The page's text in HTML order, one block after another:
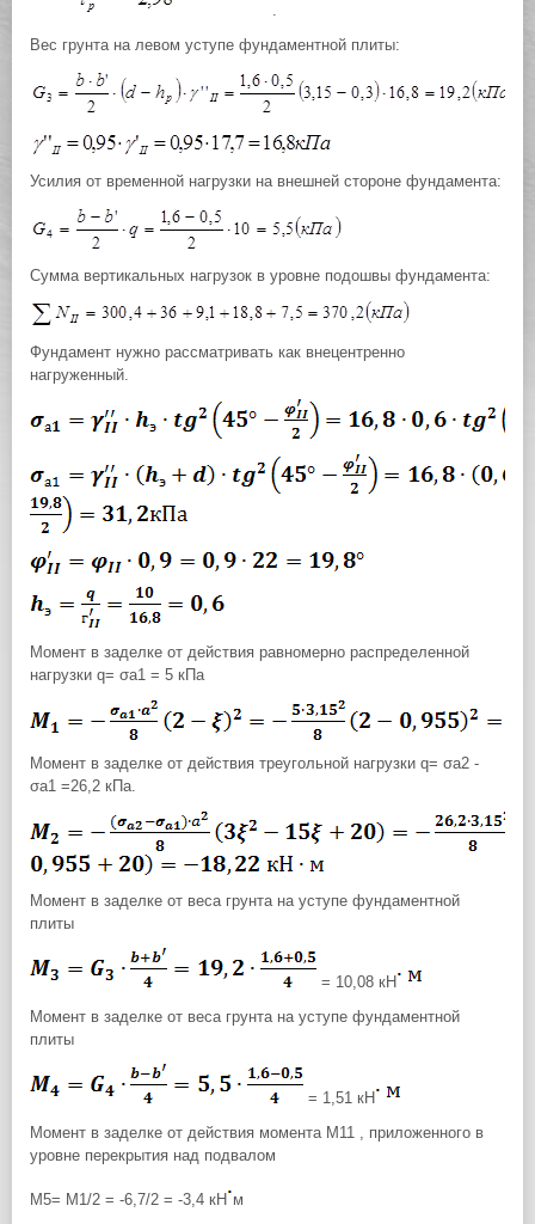
.
Вес грунта на левом уступе фундаментной плиты:
Усилия от временной нагрузки на внешней стороне фундамента:
Сумма вертикальных нагрузок в уровне подошвы фундамента:
Фундамент нужно рассматривать как внецентренно
нагруженный.
Момент в заделке от действия равномерно распределенной
нагрузки q= σа1 = 5 кПа
Момент в заделке от действия треугольной нагрузки q= σа2 -
σа1 =26,2 кПа.
Момент в заделке от веса грунта на уступе фундаментной
плиты
= 10,08 кН
Момент в заделке от веса грунта на уступе фундаментной
плиты
= 1,51 кН
Момент в заделке от действия момента М11 , приложенного в
уровне перекрытия над подвалом
М5= М1/2 = -6,7/2 = -3,4 кН м